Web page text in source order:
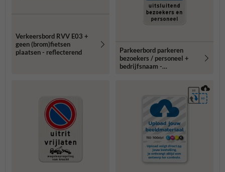
Verkeersbord RVV E03 +
geen (brom)fietsen
plaatsen - reflecterend
Parkeerbord parkeren
bezoekers / personeel +
bedrijfsnaam -